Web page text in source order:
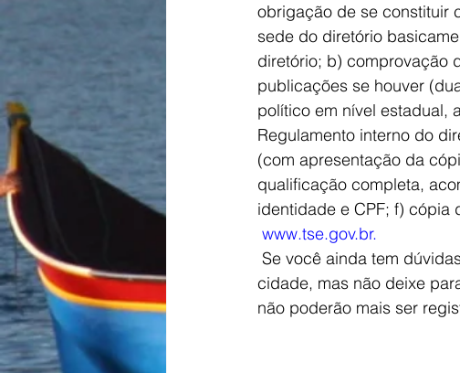
obrigação de se constituir
sede do diretório
diretório; b) comprovação
publicações se houver
político em nível estadual,
Regulamento interno do
(com apresentação da
qualificação completa,
identidade e CPF; f) cópia
www.tse.gov.br.
cidade, mas não deixe
não poderão mais ser